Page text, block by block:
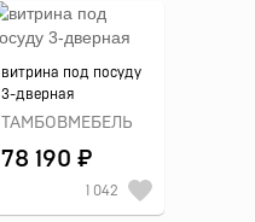
витрина под посуду
3-дверная
ТАМБОВМЕБЕЛЬ
78 190 ₽
1 042